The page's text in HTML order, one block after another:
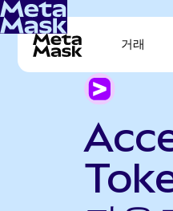
거래